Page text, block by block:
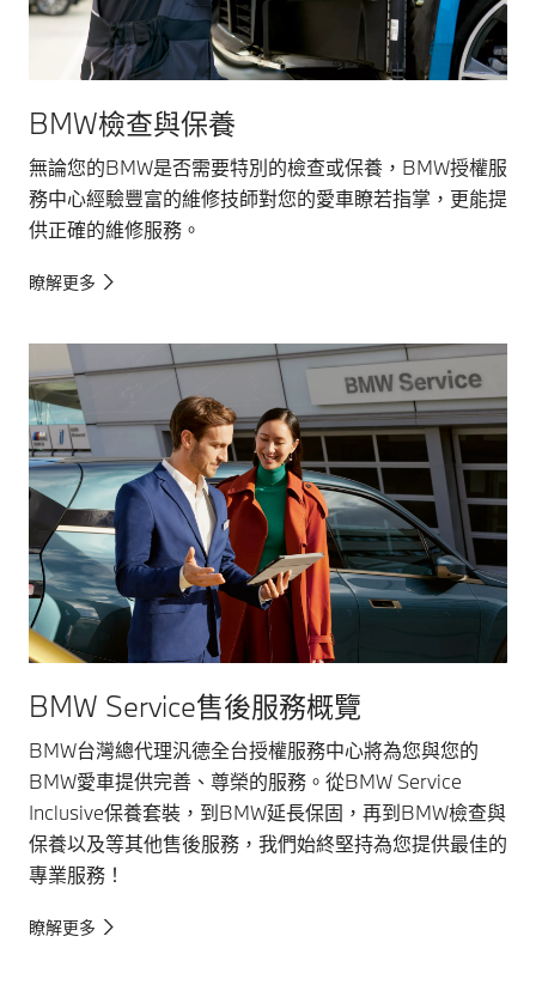
BMW檢查與保養
無論您的BMW是否需要特別的檢查或保養，BMW授權服
務中心經驗豐富的維修技師對您的愛車瞭若指掌，更能提
供正確的維修服務。
瞭解更多
BMW Service售後服務概覽
BMW台灣總代理汎德全台授權服務中心將為您與您的
BMW愛車提供完善、尊榮的服務。從BMW Service
Inclusive保養套裝，到BMW延長保固，再到BMW檢查與
保養以及等其他售後服務，我們始終堅持為您提供最佳的
專業服務！
瞭解更多